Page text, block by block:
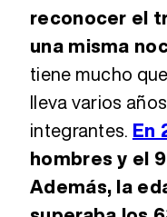
reconocer el
una misma
tiene mucho
lleva varios
integrantes. En
hombres y el
Además, la